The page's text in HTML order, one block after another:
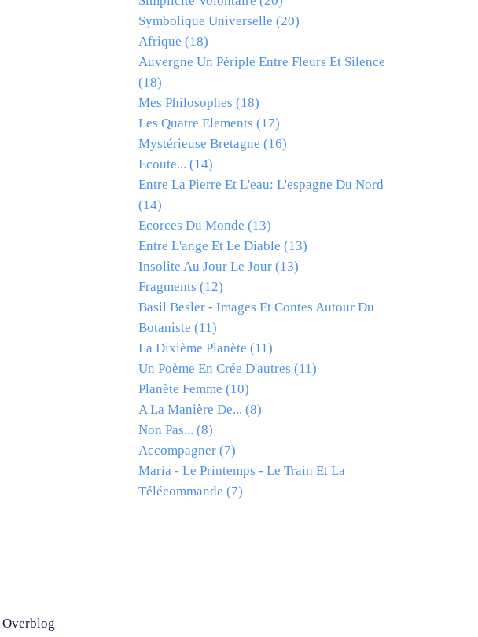
Symbolique Universelle (20)
Afrique (18)
Auvergne Un Périple Entre Fleurs Et Silence
(18)
Mes Philosophes (18)
Les Quatre Elements (17)
Mystérieuse Bretagne (16)
Ecoute... (14)
Entre La Pierre Et L'eau: L'espagne Du Nord
(14)
Ecorces Du Monde (13)
Entre L'ange Et Le Diable (13)
Insolite Au Jour Le Jour (13)
Fragments (12)
Basil Besler - Images Et Contes Autour Du
Botaniste (11)
La Dixième Planète (11)
Un Poème En Crée D'autres (11)
Planète Femme (10)
A La Manière De... (8)
Non Pas... (8)
Accompagner (7)
Maria - Le Printemps - Le Train Et La
Télécommande (7)
Overblog